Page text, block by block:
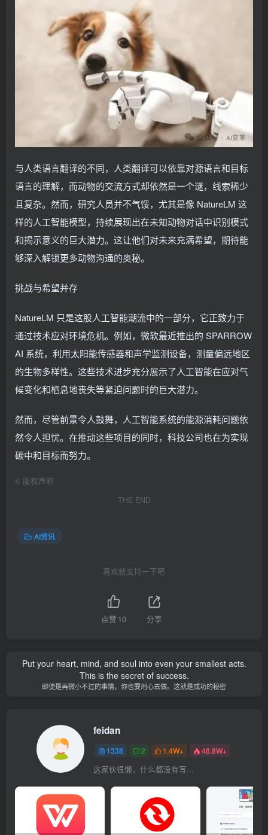
与人类语言翻译的不同，人类翻译可以依靠对源语言和目标
语言的理解，而动物的交流方式却依然是一个谜，线索稀少
且复杂。然而，研究人员并不气馁，尤其是像 NatureLM 这
样的人工智能模型，持续展现出在未知动物对话中识别模式
和揭示意义的巨大潜力。这让他们对未来充满希望，期待能
够深入解锁更多动物沟通的奥秘。
挑战与希望并存
NatureLM 只是这股人工智能潮流中的一部分，它正致力于
通过技术应对环境危机。例如，微软最近推出的 SPARROW
AI 系统，利用太阳能传感器和声学监测设备，测量偏远地区
的生物多样性。这些技术进步充分展示了人工智能在应对气
候变化和栖息地丧失等紧迫问题时的巨大潜力。
然而，尽管前景令人鼓舞，人工智能系统的能源消耗问题依
然令人担忧。在推动这些项目的同时，科技公司也在为实现
碳中和目标而努力。
© 版权声明
THE END
AI资讯
喜欢就支持一下吧
点赞 10 分享
Put your heart, mind, and soul into even your smallest acts.
This is the secret of success.
即便是再微小不过的事情，你也要用心去做。这就是成功的秘密
feidan
1338 2 1.4W+ 48.8W+
这家伙很懒，什么都没有写...